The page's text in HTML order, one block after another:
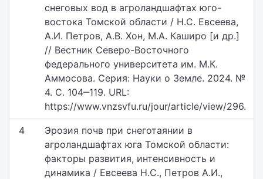
снеговых вод в агроландшафтах юго-
востока Томской области / Н.С. Евсеева,
А.И. Петров, А.В. Хон, М.А. Каширо [и др.]
// Вестник Северо-Восточного
федерального университета им. М.К.
Аммосова. Серия: Науки о Земле. 2024. №
4. С. 104‒119. URL:
https://www.vnzsvfu.ru/jour/article/view/296.
4
Эрозия почв при снеготаянии в
агроландшафтах юга Томской области:
факторы развития, интенсивность и
динамика / Евсеева Н.С., Петров А.И.,